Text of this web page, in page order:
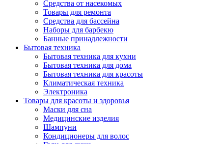
Средства от насекомых
Товары для ремонта
Средства для бассейна
Наборы для барбекю
Банные принадлежности
Бытовая техника
Бытовая техника для кухни
Бытовая техника для дома
Бытовая техника для красоты
Климатическая техника
Электроника
Товары для красоты и здоровья
Маски для сна
Медицинские изделия
Шампуни
Кондиционеры для волос